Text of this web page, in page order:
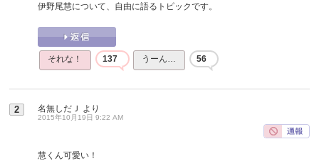
伊野尾慧について、自由に語るトピックです。
それな！ 137 うーん… 56
2 名無しだＪ より
2015年10月19日 9:22 AM
慧くん可愛い！